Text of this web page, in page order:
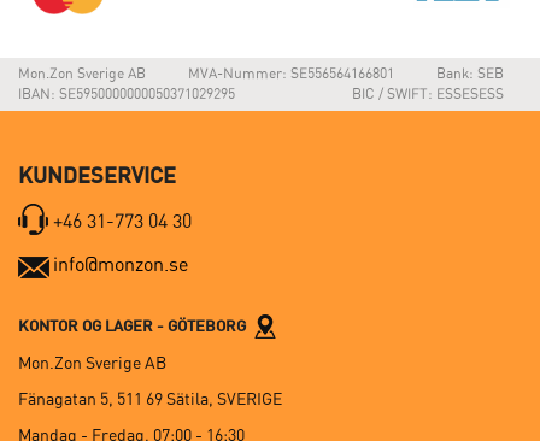
Mon.Zon Sverige AB MVA-Nummer: SE556564166801
Bank: SEB
IBAN: SE5950000000050371029295
BIC / SWIFT: ESSESESS
KUNDESERVICE
+46 31-773 04 30
info@monzon.se
KONTOR OG LAGER - GÖTEBORG
Mon.Zon Sverige AB
Fänagatan 5, 511 69 Sätila, SVERIGE
Mandag - Fredag, 07:00 - 16:30